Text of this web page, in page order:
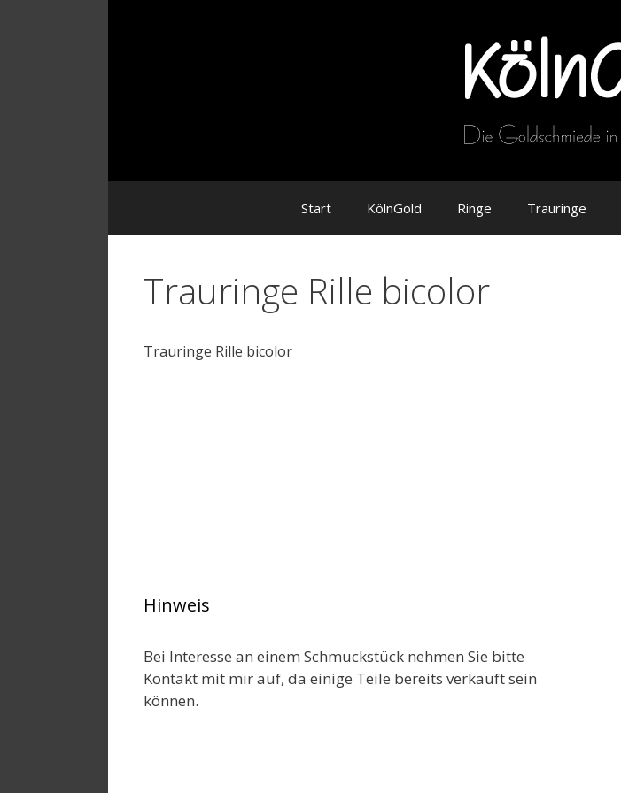
Start KölnGold Ringe Trauringe
Trauringe Rille bicolor
Trauringe Rille bicolor
Hinweis
Bei Interesse an einem Schmuckstück nehmen Sie bitte
Kontakt mit mir auf, da einige Teile bereits verkauft sein
können.